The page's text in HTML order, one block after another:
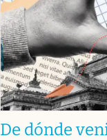
De dónde